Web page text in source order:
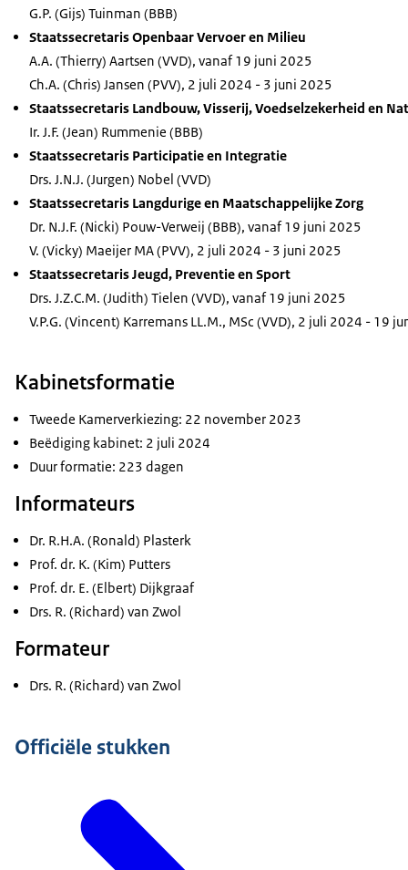
G.P. (Gijs) Tuinman (BBB)
Staatssecretaris Openbaar Vervoer en Milieu
A.A. (Thierry) Aartsen (VVD), vanaf 19 juni 2025
Ch.A. (Chris) Jansen (PVV), 2 juli 2024 - 3 juni 2025
Staatssecretaris Landbouw, Visserij, Voedselzekerheid en
Ir. J.F. (Jean) Rummenie (BBB)
Staatssecretaris Participatie en Integratie
Drs. J.N.J. (Jurgen) Nobel (VVD)
Staatssecretaris Langdurige en Maatschappelijke Zorg
Dr. N.J.F. (Nicki) Pouw-Verweij (BBB), vanaf 19 juni 2025
V. (Vicky) Maeijer MA (PVV), 2 juli 2024 - 3 juni 2025
Staatssecretaris Jeugd, Preventie en Sport
Drs. J.Z.C.M. (Judith) Tielen (VVD), vanaf 19 juni 2025
V.P.G. (Vincent) Karremans LL.M., MSc (VVD), 2 juli 2024 - 19
Kabinetsformatie
Tweede Kamerverkiezing: 22 november 2023
Beëdiging kabinet: 2 juli 2024
Duur formatie: 223 dagen
Informateurs
Dr. R.H.A. (Ronald) Plasterk
Prof. dr. K. (Kim) Putters
Prof. dr. E. (Elbert) Dijkgraaf
Drs. R. (Richard) van Zwol
Formateur
Drs. R. (Richard) van Zwol
Officiële stukken